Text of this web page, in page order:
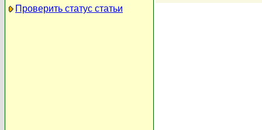
Проверить статус статьи